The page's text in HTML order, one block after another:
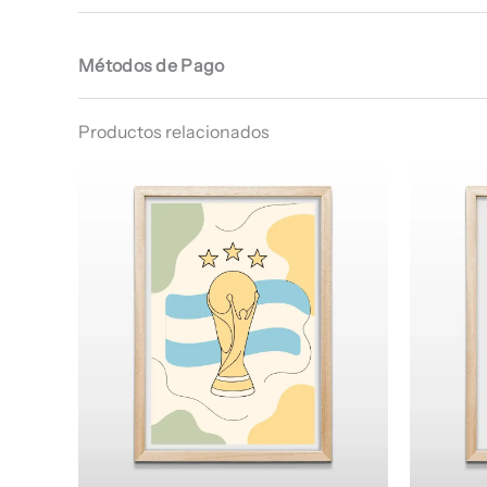
Métodos de Pago
Productos relacionados
de
precios:
desde